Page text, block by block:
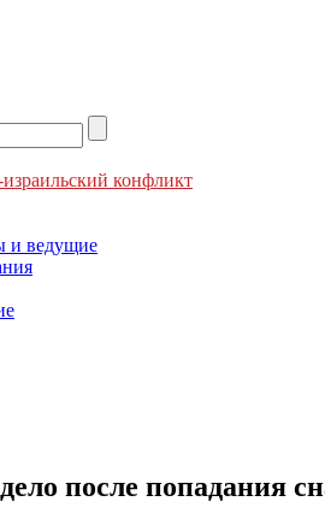
конфликт
и ведущие
после попадания